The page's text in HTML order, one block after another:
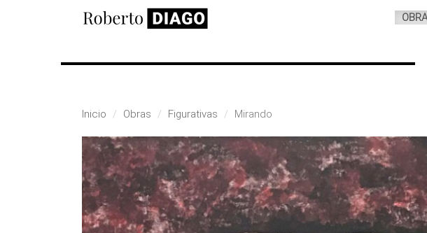
Pasar al contenido principal
Inicio Obras Figurativas Mirando